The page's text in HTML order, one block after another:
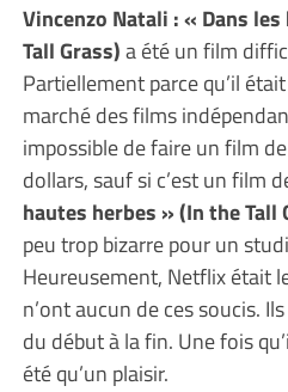
Vincenzo Natali : « Dans
Tall Grass)a été un film
Partiellement parce qu’il
marché des films
impossible de faire un film
dollars, sauf si c’est un film
hautes herbes » (In the Tall
peu trop bizarre pour un
Heureusement, Netflix était
n’ont aucun de ces soucis.
du début à la fin. Une fois
été qu’un plaisir.